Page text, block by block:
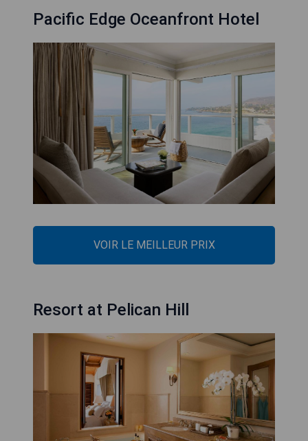
Pacific Edge Oceanfront Hotel
VOIR LE MEILLEUR PRIX
Resort at Pelican Hill